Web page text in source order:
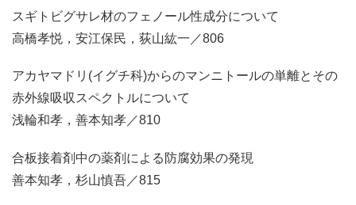
スギトビグサレ材のフェノール性成分について
高橋孝悦，安江保民，荻山紘一／806
アカヤマドリ(イグチ科)からのマンニトールの単離とその
赤外線吸収スペクトルについて
浅輪和孝，善本知孝／810
合板接着剤中の薬剤による防腐効果の発現
善本知孝，杉山慎吾／815